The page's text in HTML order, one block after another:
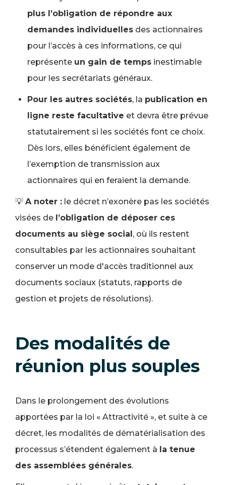
plus l’obligation de répondre aux
demandes individuelles des actionnaires
pour l’accès à ces informations, ce qui
représente un gain de temps inestimable
pour les secrétariats généraux.
Pour les autres sociétés, la publication en
ligne reste facultative et devra être prévue
statutairement si les sociétés font ce choix.
Dès lors, elles bénéficient également de
l’exemption de transmission aux
actionnaires qui en feraient la demande.
💡 A noter : le décret n’exonère pas les sociétés
visées de l’obligation de déposer ces
documents au siège social, où ils restent
consultables par les actionnaires souhaitant
conserver un mode d'accès traditionnel aux
documents sociaux (statuts, rapports de
gestion et projets de résolutions).
Des modalités de
réunion plus souples
Dans le prolongement des évolutions
apportées par la loi « Attractivité », et suite à ce
décret, les modalités de dématérialisation des
processus s’étendent également à la tenue
des assemblées générales.